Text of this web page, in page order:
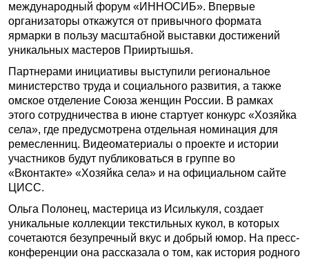
международный форум «ИННОСИБ». Впервые
организаторы откажутся от привычного формата
ярмарки в пользу масштабной выставки достижений
уникальных мастеров Прииртышья.
Партнерами инициативы выступили региональное
министерство труда и социального развития, а также
омское отделение Союза женщин России. В рамках
этого сотрудничества в июне стартует конкурс «Хозяйка
села», где предусмотрена отдельная номинация для
ремесленниц. Видеоматериалы о проекте и истории
участников будут публиковаться в группе во
«Вконтакте» «Хозяйка села» и на официальном сайте
ЦИСС.
Ольга Полонец, мастерица из Исилькуля, создает
уникальные коллекции текстильных кукол, в которых
сочетаются безупречный вкус и добрый юмор. На пресс-
конференции она рассказала о том, как история родного